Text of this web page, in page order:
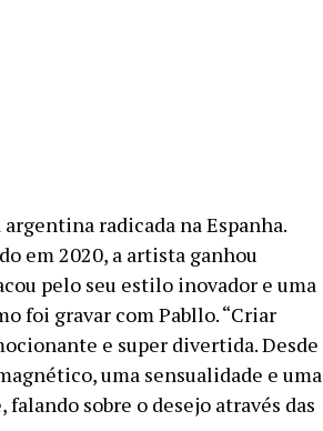
radicada na Espanha.
em 2020, a artista ganhou
pelo seu estilo inovador e uma
foi gravar com Pabllo. “Criar
e super divertida. Desde
uma sensualidade e uma
sobre o desejo através das